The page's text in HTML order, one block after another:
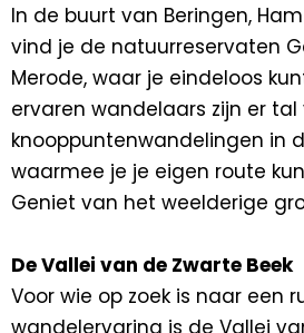
In de buurt van Beringen,
vind je de natuurreservaten
Merode, waar je eindeloos
ervaren wandelaars zijn er tal
knooppuntenwandelingen in
waarmee je je eigen route
Geniet van het weelderige
De Vallei van de Zwarte Beek
Voor wie op zoek is naar een